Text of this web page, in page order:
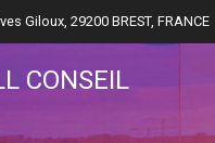
Giloux, 29200 BREST, FRANCE
CONSEIL